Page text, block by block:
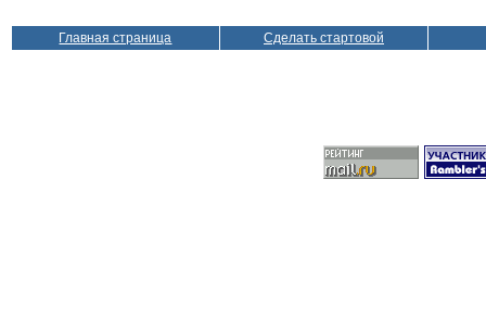
Главная страница Сделать стартовой